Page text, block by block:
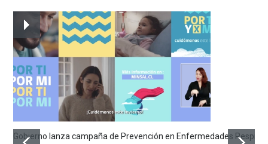
Gobierno lanza campaña de Prevención en Enfermedades